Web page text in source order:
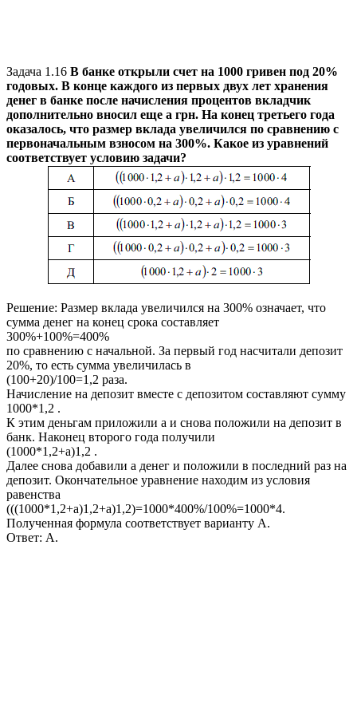
Задача 1.16 В банке открыли счет на 1000 гривен под 20%
годовых. В конце каждого из первых двух лет хранения
денег в банке после начисления процентов вкладчик
дополнительно вносил еще а грн. На конец третьего года
оказалось, что размер вклада увеличился по сравнению с
первоначальным взносом на 300%. Какое из уравнений
соответствует условию задачи?
Решение: Размер вклада увеличился на 300% означает, что
сумма денег на конец срока составляет
300%+100%=400%
по сравнению с начальной. За первый год насчитали депозит
20%, то есть сумма увеличилась в
(100+20)/100=1,2 раза.
Начисление на депозит вместе с депозитом составляют сумму
1000*1,2 .
К этим деньгам приложили а и снова положили на депозит в
банк. Наконец второго года получили
(1000*1,2+а)1,2 .
Далее снова добавили а денег и положили в последний раз на
депозит. Окончательное уравнение находим из условия
равенства
(((1000*1,2+а)1,2+а)1,2)=1000*400%/100%=1000*4.
Полученная формула соответствует варианту А.
Ответ: А.